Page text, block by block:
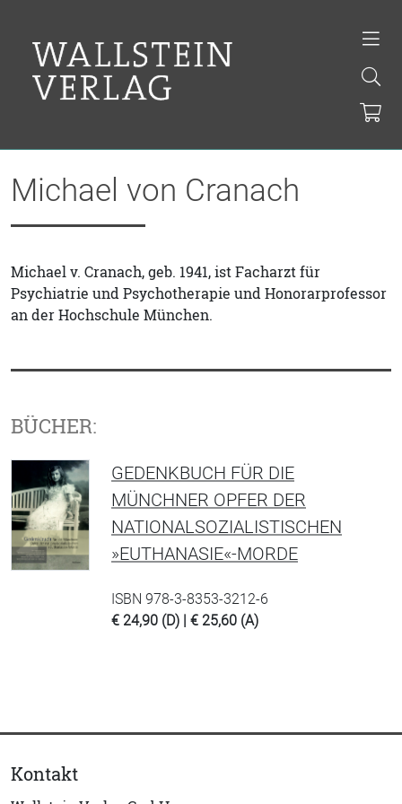
Michael von Cranach
Michael v. Cranach, geb. 1941, ist Facharzt für
Psychiatrie und Psychotherapie und Honorarprofessor
an der Hochschule München.
BÜCHER:
GEDENKBUCH FÜR DIE
MÜNCHNER OPFER DER
NATIONALSOZIALISTISCHEN
»EUTHANASIE«-MORDE
ISBN 978-3-8353-3212-6
€ 24,90 (D) | € 25,60 (A)
Kontakt